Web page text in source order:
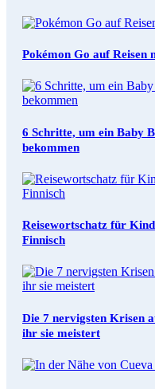
Pokémon Go auf
6 Schritte, um ein Baby
bekommen
Reisewortschatz für
Finnisch
Die 7 nervigsten Krisen
ihr sie meistert